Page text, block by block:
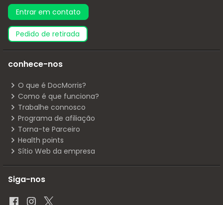
Entrar em contato
pedido de retirada
conhece-nos
O que é DocMorris?
Como é que funciona?
Trabalhe connosco
Programa de afiliação
Torna-te Parceiro
Health points
Sítio Web da empresa
Siga-nos